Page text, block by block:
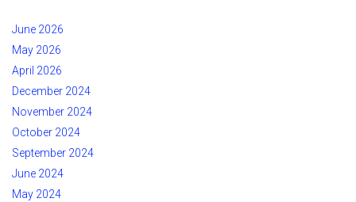
June 2026
May 2026
April 2026
December 2024
November 2024
October 2024
September 2024
June 2024
May 2024